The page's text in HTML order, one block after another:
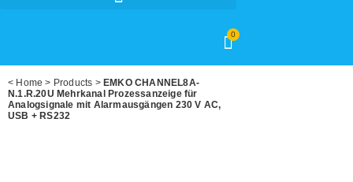
0
< Home > Products > EMKO CHANNEL8A-
N.1.R.20U Mehrkanal Prozessanzeige für
Analogsignale mit Alarmausgängen 230 V AC,
USB + RS232